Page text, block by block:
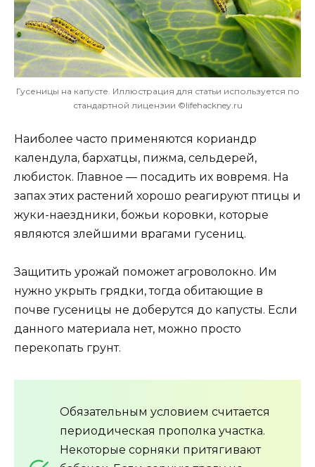
Гусеницы на капусте. Иллюстрация для статьи используется по
стандартной лицензии ©lifehackney.ru
Наиболее часто применяются кориандр
календула, бархатцы, пижма, сельдерей,
любисток. Главное — посадить их вовремя. На
запах этих растений хорошо реагируют птицы и
жуки-наездники, божьи коровки, которые
являются злейшими врагами гусениц.
Защитить урожай поможет агроволокно. Им
нужно укрыть грядки, тогда обитающие в
почве гусеницы не доберутся до капусты. Если
данного материала нет, можно просто
перекопать грунт.
Обязательным условием считается
периодическая прополка участка.
Некоторые сорняки притягивают